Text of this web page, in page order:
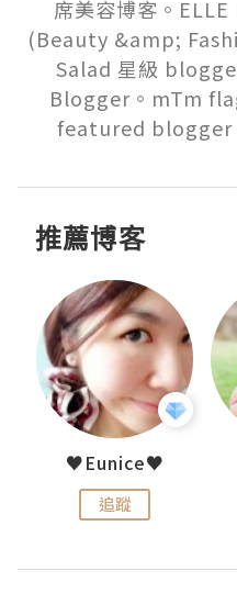
席美容博客。
(Beauty &amp;
Salad 星級
Blogger。mTm
featured blogger
推薦博客
♥Eunice♥
追蹤